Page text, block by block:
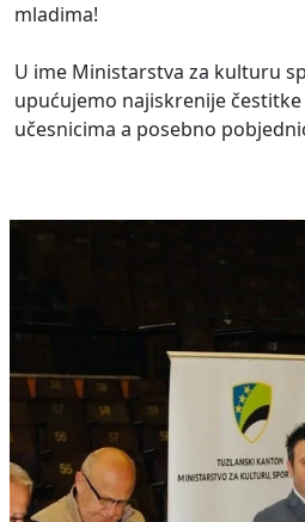
mladima!
U ime Ministarstva za kulturu
upućujemo najiskrenije
učesnicima a posebno